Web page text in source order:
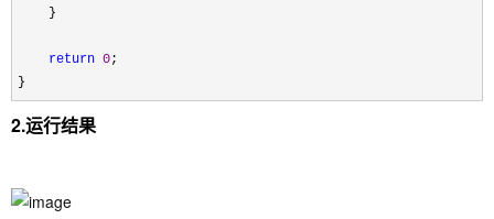
    }
return 0;
}
2.运行结果